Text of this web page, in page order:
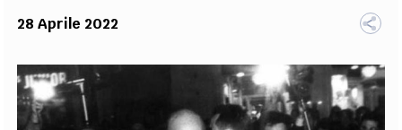
FILODIRITTO REDAZIONE COMITATO SCIENTIFICO AUTORI CURATORI
FOTOGRAFI
COLLABORA CON NOI
28 Aprile 2022